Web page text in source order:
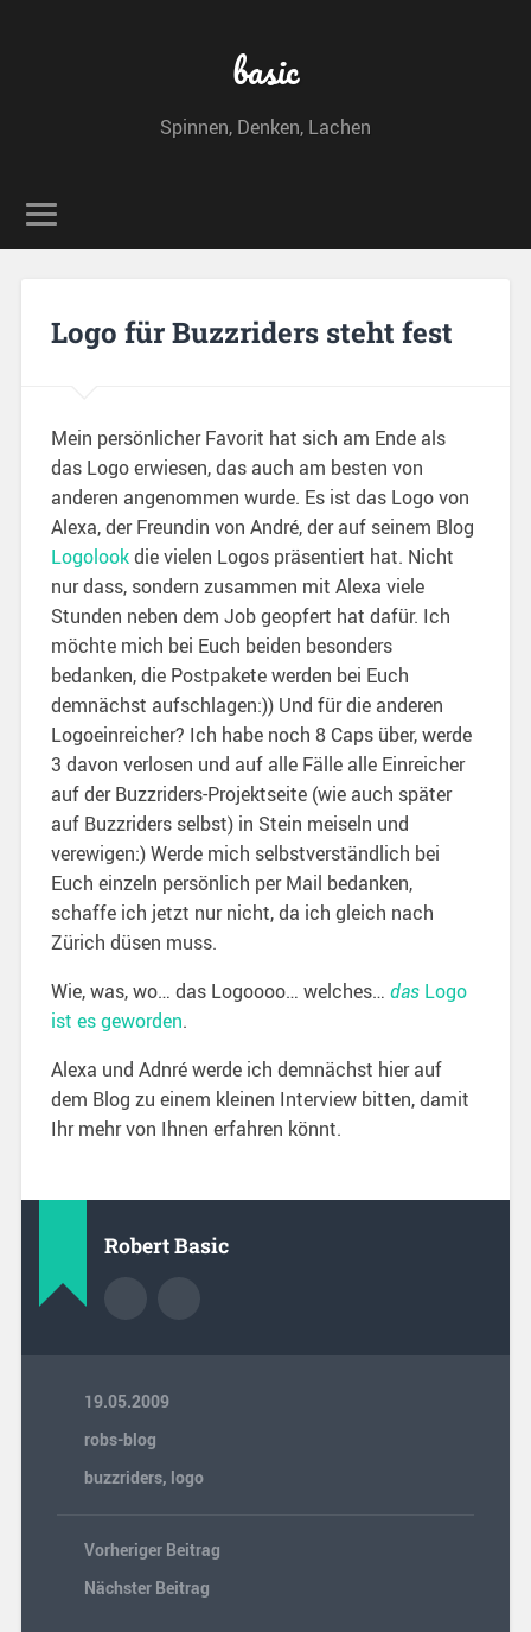
basic
Spinnen, Denken, Lachen
Logo für Buzzriders steht fest
Mein persönlicher Favorit hat sich am Ende als
das Logo erwiesen, das auch am besten von
anderen angenommen wurde. Es ist das Logo von
Alexa, der Freundin von André, der auf seinem Blog
Logolookdie vielen Logos präsentiert hat. Nicht
nur dass, sondern zusammen mit Alexa viele
Stunden neben dem Job geopfert hat dafür. Ich
möchte mich bei Euch beiden besonders
bedanken, die Postpakete werden bei Euch
demnächst aufschlagen:)) Und für die anderen
Logoeinreicher? Ich habe noch 8 Caps über, werde
3 davon verlosen und auf alle Fälle alle Einreicher
auf der Buzzriders-Projektseite (wie auch später
auf Buzzriders selbst) in Stein meiseln und
verewigen:) Werde mich selbstverständlich bei
Euch einzeln persönlich per Mail bedanken,
schaffe ich jetzt nur nicht, da ich gleich nach
Zürich düsen muss.
Wie, was, wo… das Logoooo… welches… dasLogo
ist es geworden.
Alexa und Adnré werde ich demnächst hier auf
dem Blog zu einem kleinen Interview bitten, damit
Ihr mehr von Ihnen erfahren könnt.
Robert Basic
19.05.2009
robs-blog
buzzriders, logo
Vorheriger Beitrag
Nächster Beitrag